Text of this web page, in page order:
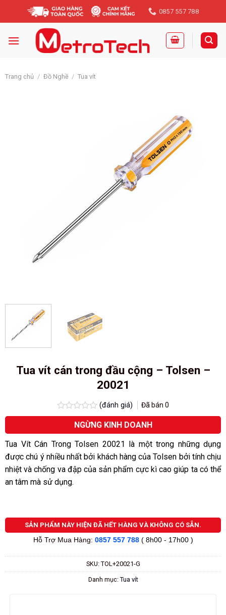
0857 557 788
Trang chủ / Đồ Nghề / Tua vít
Tua vít cán trong đầu cộng – Tolsen –
20021
Được
hạng
0.0
5
sao
(đánh giá) Đã bán0
NGỪNG KINH DOANH
Tua Vít Cán Trong Tolsen 20021 là một trong những dụng
được chú ý nhiều nhất bởi khách hàng của Tolsen bởi tính chịu
nhiệt và chống va đập của sản phẩm cực kì cao giúp ta có thể
an tâm mà sử dụng.
SẢN PHẨM NÀY HIỆN ĐÃ HẾT HÀNG VÀ KHÔNG CÓ SẴN.
Hỗ Trợ Mua Hàng: 0857 557 788 ( 8h00 - 17h00 )
SKU: TOL+20021-G
Danh mục: Tua vít